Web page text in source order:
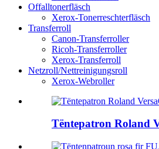
Offalltonerfläsch
Xerox-Tonerreschterfläsch
Transferroll
Canon-Transferroller
Ricoh-Transferroller
Xerox-Transferroll
Netzroll/Nettreinigungsroll
Xerox-Webroller
Tëntepatron Roland